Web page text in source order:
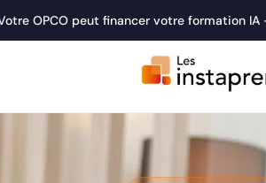
OPCO peut financer votre formation IA